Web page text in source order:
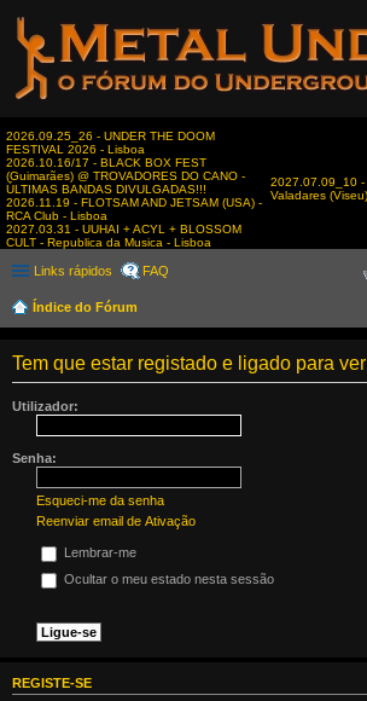
2026.09.25_26 - UNDER THE DOOM
FESTIVAL 2026 - Lisboa
2026.10.16/17 - BLACK BOX FEST
(Guimarães) @ TROVADORES DO CANO -
ÚLTIMAS BANDAS DIVULGADAS!!!
2026.11.19 - FLOTSAM AND JETSAM (USA) -
RCA Club - Lisboa
2027.03.31 - UUHAI + ACYL + BLOSSOM
CULT - Republica da Musica - Lisboa
2027.07.09_10 -
Valadares (Viseu)
Links rápidos FAQ
Índice do Fórum
Tem que estar registado e ligado para
Utilizador:
Senha:
Esqueci-me da senha
Reenviar email de Ativação
Lembrar-me
Ocultar o meu estado nesta sessão
REGISTE-SE